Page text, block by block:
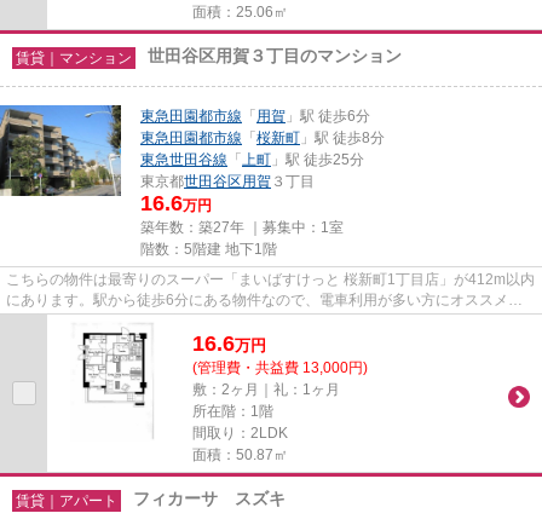
面積：25.06㎡
賃貸｜マンション 世田谷区用賀３丁目のマンション
東急田園都市線 「用賀 」駅 徒歩6分
東急田園都市線 「桜新町 」駅 徒歩8分
東急世田谷線 「 上町 」駅 徒歩25分
東京都世田谷区用賀 ３丁目
16.6万円
築年数：築27年 ｜募集中： 1室
階数：5階建 地下1階
こちらの物件は最寄りのスーパー「まいばすけっと 桜新町1丁目店」が412m以内
にあります。駅から徒歩6分にある物件なので、電車利用が多い方にオススメで
す。初期費用のカード決済がで...
16.6万円
(管理費・共益費 13,000円)
敷：2ヶ月｜礼：1ヶ月
所在階：1階
間取り：2LDK
面積：50.87㎡
賃貸｜アパート フィカーサ スズキ